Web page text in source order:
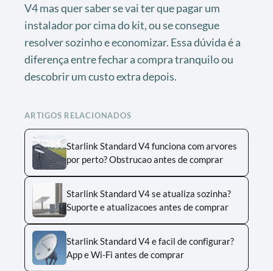
V4 mas quer saber se vai ter que pagar um
instalador por cima do kit, ou se consegue
resolver sozinho e economizar. Essa dúvida é a
diferença entre fechar a compra tranquilo ou
descobrir um custo extra depois.
ARTIGOS RELACIONADOS
Starlink Standard V4 funciona com arvores
por perto? Obstrucao antes de comprar
Starlink Standard V4 se atualiza sozinha?
Suporte e atualizacoes antes de comprar
Starlink Standard V4 e facil de configurar?
App e Wi-Fi antes de comprar